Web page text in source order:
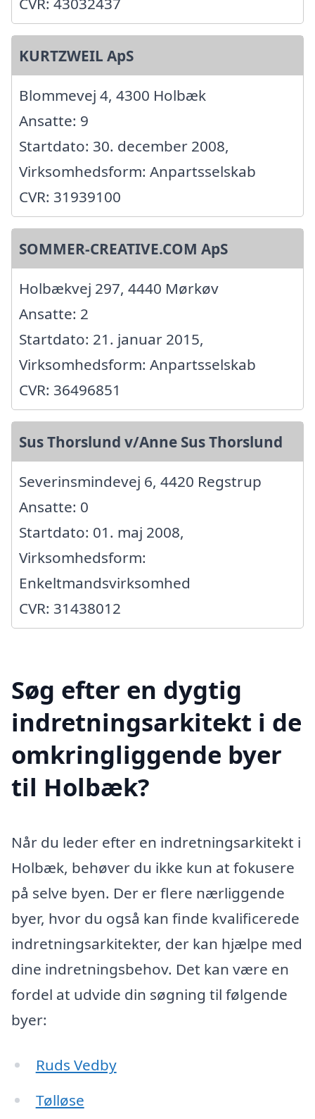
KURTZWEIL ApS
Blommevej 4, 4300 Holbæk
Ansatte: 9
Startdato: 30. december 2008,
Virksomhedsform: Anpartsselskab
CVR: 31939100
SOMMER-CREATIVE.COM ApS
Holbækvej 297, 4440 Mørkøv
Ansatte: 2
Startdato: 21. januar 2015,
Virksomhedsform: Anpartsselskab
CVR: 36496851
Sus Thorslund v/Anne Sus Thorslund
Severinsmindevej 6, 4420 Regstrup
Ansatte: 0
Startdato: 01. maj 2008,
Virksomhedsform:
Enkeltmandsvirksomhed
CVR: 31438012
Søg efter en dygtig
indretningsarkitekt i de
omkringliggende byer
til Holbæk?
Når du leder efter en indretningsarkitekt i
Holbæk, behøver du ikke kun at fokusere
på selve byen. Der er flere nærliggende
byer, hvor du også kan finde kvalificerede
indretningsarkitekter, der kan hjælpe med
dine indretningsbehov. Det kan være en
fordel at udvide din søgning til følgende
byer:
Ruds Vedby
Tølløse